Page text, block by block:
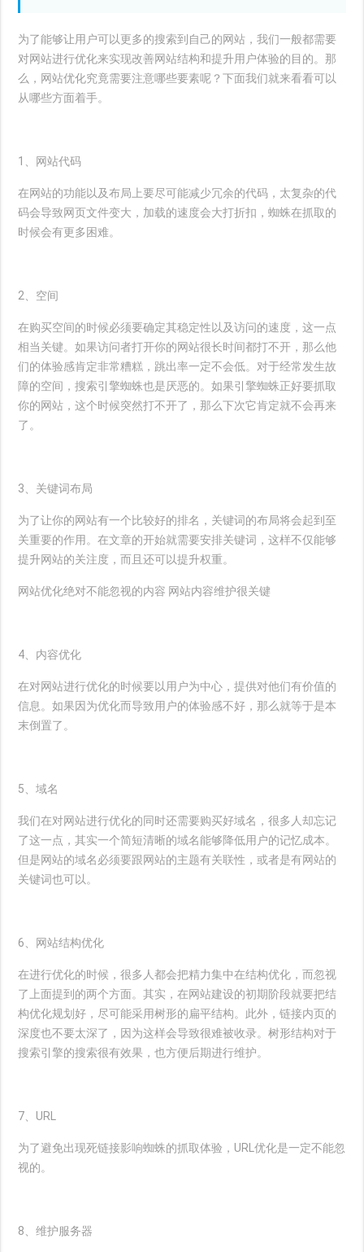
为了能够让用户可以更多的搜索到自己的网站，我们一般都需要
对网站进行优化来实现改善网站结构和提升用户体验的目的。那
么，网站优化究竟需要注意哪些要素呢？下面我们就来看看可以
从哪些方面着手。
1、网站代码
在网站的功能以及布局上要尽可能减少冗余的代码，太复杂的代
码会导致网页文件变大，加载的速度会大打折扣，蜘蛛在抓取的
时候会有更多困难。
2、空间
在购买空间的时候必须要确定其稳定性以及访问的速度，这一点
相当关键。如果访问者打开你的网站很长时间都打不开，那么他
们的体验感肯定非常糟糕，跳出率一定不会低。对于经常发生故
障的空间，搜索引擎蜘蛛也是厌恶的。如果引擎蜘蛛正好要抓取
你的网站，这个时候突然打不开了，那么下次它肯定就不会再来
了。
3、关键词布局
为了让你的网站有一个比较好的排名，关键词的布局将会起到至
关重要的作用。在文章的开始就需要安排关键词，这样不仅能够
提升网站的关注度，而且还可以提升权重。
网站优化绝对不能忽视的内容 网站内容维护很关键
4、内容优化
在对网站进行优化的时候要以用户为中心，提供对他们有价值的
信息。如果因为优化而导致用户的体验感不好，那么就等于是本
末倒置了。
5、域名
我们在对网站进行优化的同时还需要购买好域名，很多人却忘记
了这一点，其实一个简短清晰的域名能够降低用户的记忆成本。
但是网站的域名必须要跟网站的主题有关联性，或者是有网站的
关键词也可以。
6、网站结构优化
在进行优化的时候，很多人都会把精力集中在结构优化，而忽视
了上面提到的两个方面。其实，在网站建设的初期阶段就要把结
构优化规划好，尽可能采用树形的扁平结构。此外，链接内页的
深度也不要太深了，因为这样会导致很难被收录。树形结构对于
搜索引擎的搜索很有效果，也方便后期进行维护。
7、URL
为了避免出现死链接影响蜘蛛的抓取体验，URL优化是一定不能忽
视的。
8、维护服务器